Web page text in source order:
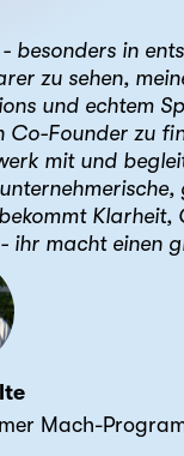
in
zu sehen,
und echtem
Founder zu
mit und
ihr macht einen
Mach-